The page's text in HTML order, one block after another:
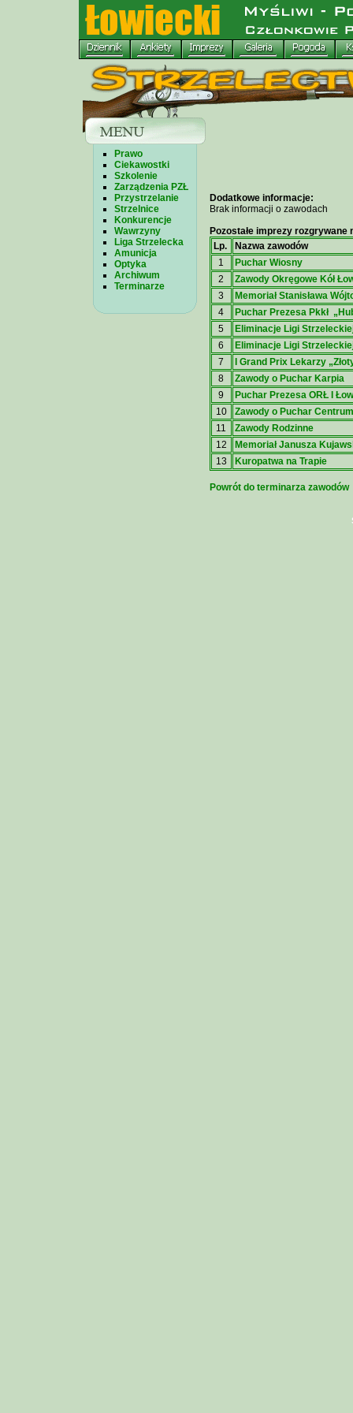
Prawo
Ciekawostki
Szkolenie
Zarządzenia PZŁ
Przystrzelanie
Strzelnice
Konkurencje
Wawrzyny
Liga Strzelecka
Amunicja
Optyka
Archiwum
Terminarze
Dodatkowe informacje:
Brak informacji o zawodach
Pozostałe imprezy rozgrywane
Lp.
Nazwa zawodów
1
Puchar Wiosny
2
Zawody Okręgowe Kół
3
Memoriał Stanisława
4
Puchar Prezesa Pkkł
5
Eliminacje Ligi
6
Eliminacje Ligi
7
I Grand Prix Lekarzy
8
Zawody o Puchar Karpia
9
Puchar Prezesa ORŁ I
10
Zawody o Puchar
11
Zawody Rodzinne
12
Memoriał Janusza
13
Kuropatwa na Trapie
Powrót do terminarza zawodów